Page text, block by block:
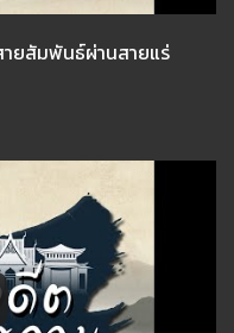
ายสัมพันธ์ผ่านสายแร่